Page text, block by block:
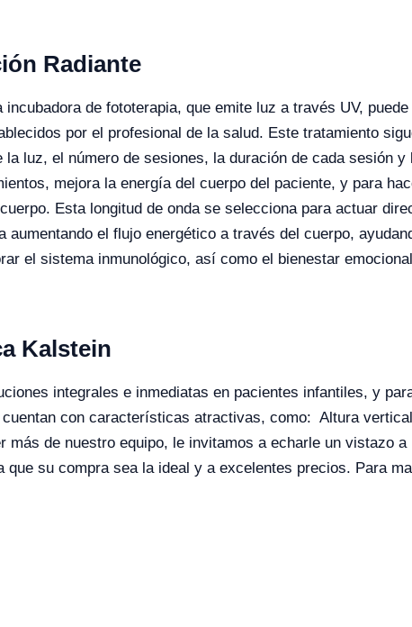
Radiante
de fototerapia, que emite luz a través UV,
por el profesional de la salud. Este tratamiento
luz, el número de sesiones, la duración de cada sesión y
mejora la energía del cuerpo del paciente, y para
Esta longitud de onda se selecciona para actuar
el flujo energético a través del cuerpo,
el sistema inmunológico, así como el bienestar
Kalstein
integrales e inmediatas en pacientes infantiles, y
con características atractivas, como: Altura
más de nuestro equipo, le invitamos a echarle un vistazo
su compra sea la ideal y a excelentes precios. Para